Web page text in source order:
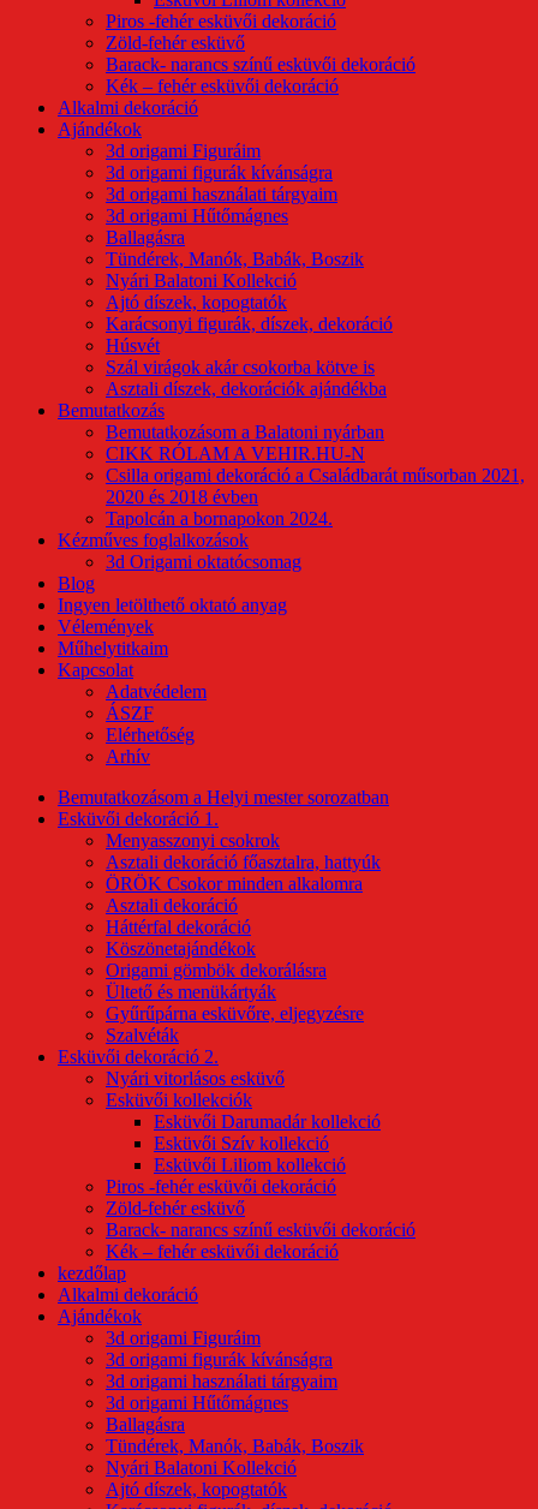
Piros -fehér esküvői dekoráció
Zöld-fehér esküvő
Barack- narancs színű esküvői dekoráció
Kék – fehér esküvői dekoráció
Alkalmi dekoráció
Ajándékok
3d origami Figuráim
3d origami figurák kívánságra
3d origami használati tárgyaim
3d origami Hűtőmágnes
Ballagásra
Tündérek, Manók, Babák, Boszik
Nyári Balatoni Kollekció
Ajtó díszek, kopogtatók
Karácsonyi figurák, díszek, dekoráció
Húsvét
Szál virágok akár csokorba kötve is
Asztali díszek, dekorációk ajándékba
Bemutatkozás
Bemutatkozásom a Balatoni nyárban
CIKK RÓLAM A VEHIR.HU-N
Csilla origami dekoráció a Családbarát műsorban 2021,
2020 és 2018 évben
Tapolcán a bornapokon 2024.
Kézműves foglalkozások
3d Origami oktatócsomag
Blog
Ingyen letölthető oktató anyag
Vélemények
Műhelytitkaim
Kapcsolat
Adatvédelem
ÁSZF
Elérhetőség
Arhív
Bemutatkozásom a Helyi mester sorozatban
Esküvői dekoráció 1.
Menyasszonyi csokrok
Asztali dekoráció főasztalra, hattyúk
ÖRÖK Csokor minden alkalomra
Asztali dekoráció
Háttérfal dekoráció
Köszönetajándékok
Origami gömbök dekorálásra
Ültető és menükártyák
Gyűrűpárna esküvőre, eljegyzésre
Szalvéták
Esküvői dekoráció 2.
Nyári vitorlásos esküvő
Esküvői kollekciók
Esküvői Darumadár kollekció
Esküvői Szív kollekció
Esküvői Liliom kollekció
Piros -fehér esküvői dekoráció
Zöld-fehér esküvő
Barack- narancs színű esküvői dekoráció
Kék – fehér esküvői dekoráció
kezdőlap
Alkalmi dekoráció
Ajándékok
3d origami Figuráim
3d origami figurák kívánságra
3d origami használati tárgyaim
3d origami Hűtőmágnes
Ballagásra
Tündérek, Manók, Babák, Boszik
Nyári Balatoni Kollekció
Ajtó díszek, kopogtatók